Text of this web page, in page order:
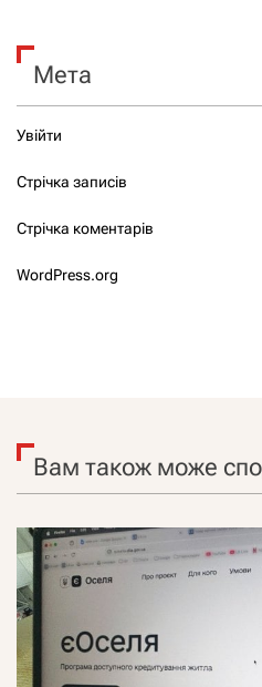
Мета
Увійти
Стрічка записів
Стрічка коментарів
WordPress.org
Вам також може